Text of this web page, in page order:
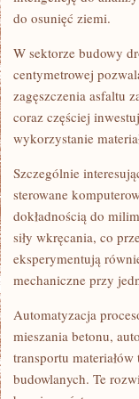
do osunięć ziemi.
W sektorze budowy
centymetrowej
zagęszczenia asfaltu
coraz częściej
wykorzystanie
Szczególnie
sterowane
dokładnością do
siły wkręcania, co
eksperymentują
mechaniczne przy
Automatyzacja
mieszania betonu,
transportu
budowlanych. Te